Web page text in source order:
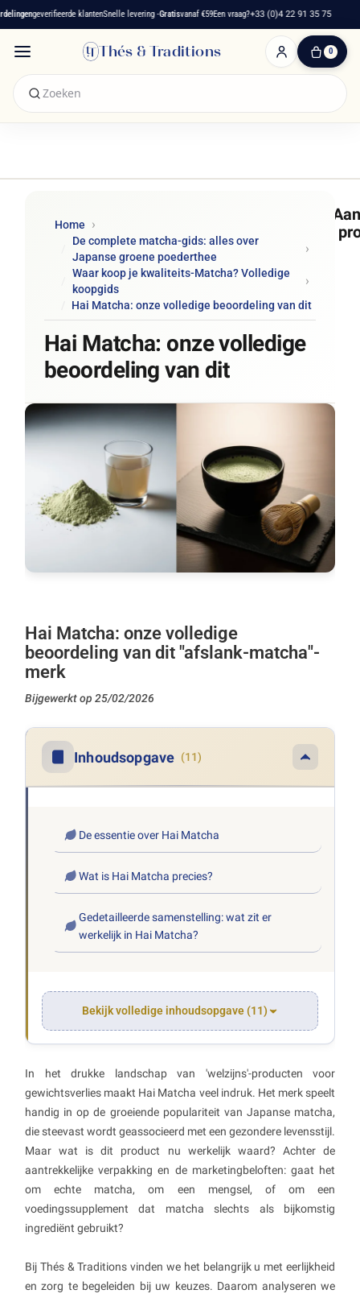
geverifieerde klantenSnelle levering -Gratisvanaf €59Een vraag?+33 (0)4 22 91 35 75
Thés & Traditions 0
0
Home
De complete matcha-gids: alles over
Japanse groene poederthee
Waar koop je kwaliteits-Matcha? Volledige
koopgids
Hai Matcha: onze volledige beoordeling van dit
Hai Matcha: onze volledige
beoordeling van dit
Hai Matcha: onze volledige
beoordeling van dit "afslank-matcha"-
merk
Bijgewerkt op 25/02/2026
Inhoudsopgave (11)
De essentie over Hai Matcha
Wat is Hai Matcha precies?
Gedetailleerde samenstelling: wat zit er
werkelijk in Hai Matcha?
Bekijk volledige inhoudsopgave (11)
In het drukke landschap van 'welzijns'-producten voor
gewichtsverlies maakt Hai Matcha veel indruk. Het merk speelt
handig in op de groeiende populariteit van Japanse matcha,
die steevast wordt geassocieerd met een gezondere levensstijl.
Maar wat is dit product nu werkelijk waard? Achter de
aantrekkelijke verpakking en de marketingbeloften: gaat het
om echte matcha, om een mengsel, of om een
voedingssupplement dat matcha slechts als bijkomstig
ingrediënt gebruikt?
Bij Thés & Traditions vinden we het belangrijk u met eerlijkheid
en zorg te begeleiden bij uw keuzes. Daarom analyseren we